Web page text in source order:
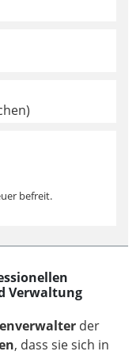
befreit.
Verwaltung
der
, dass sie sich in